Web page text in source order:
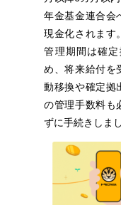
年金基金連合会
現金化されます
管理期間は確
め、将来給付を
動移換や確定拠
の管理手数料も
ずに手続きしま